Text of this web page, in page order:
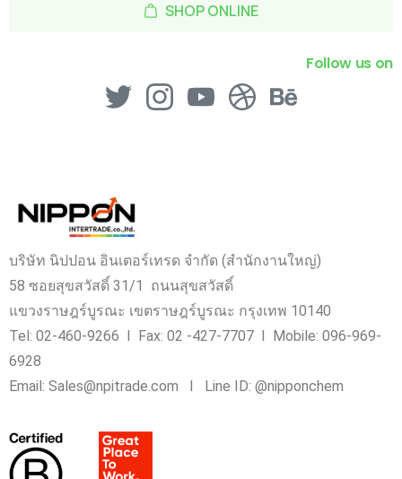
SHOP ONLINE
Follow us on
บริษัท นิปปอน อินเตอร์เทรด จำกัด (สำนักงานใหญ่)
58 ซอยสุขสวัสดิ์ 31/1 ถนนสุขสวัสดิ์
แขวงราษฎร์บูรณะ เขตราษฎร์บูรณะ กรุงเทพ 10140
Tel: 02-460-9266 I Fax: 02 -427-7707 I Mobile: 096-969-
6928
Email: Sales@npitrade.com I Line ID: @nipponchem